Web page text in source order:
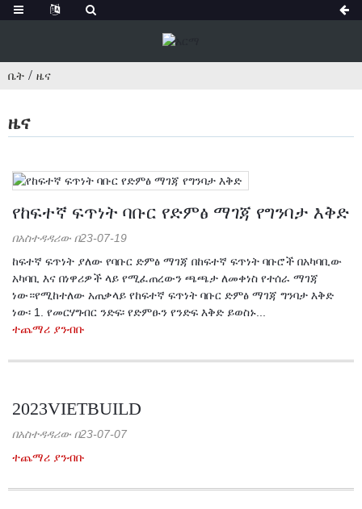
ቤት ዜና
ዜና
የከፍተኛ ፍጥነት ባቡር የድምፅ ማገጃ የግንባታ እቅድ
በአስተዳዳሪው በ23-07-19
ከፍተኛ ፍጥነት ያለው የባቡር ድምፅ ማገጃ በከፍተኛ ፍጥነት ባቡሮች በአካባቢው
አካባቢ እና በነዋሪዎች ላይ የሚፈጠረውን ጫጫታ ለመቀነስ የተሰራ ማገጃ
ነው።የሚከተለው አጠቃላይ የከፍተኛ ፍጥነት ባቡር ድምፅ ማገጃ ግንባታ እቅድ
ነው፡ 1. የመርሃግብር ንድፍ፡ የድምፁን የንድፍ እቅድ ይወስኑ...
ተጨማሪ ያንብቡ
2023VIETBUILD
በአስተዳዳሪው በ23-07-07
ተጨማሪ ያንብቡ